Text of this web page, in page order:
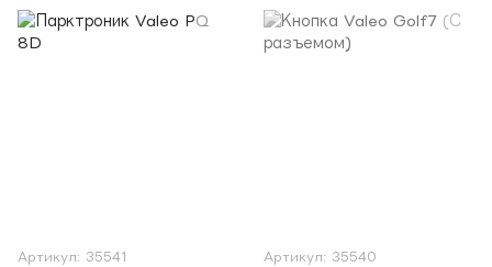
Артикул: 35541 Артикул: 35540